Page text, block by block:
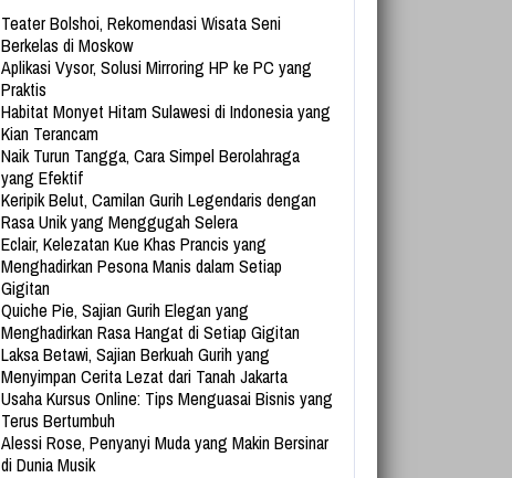
Teater Bolshoi, Rekomendasi Wisata Seni
Berkelas di Moskow
Aplikasi Vysor, Solusi Mirroring HP ke PC yang
Praktis
Habitat Monyet Hitam Sulawesi di Indonesia yang
Kian Terancam
Naik Turun Tangga, Cara Simpel Berolahraga
yang Efektif
Keripik Belut, Camilan Gurih Legendaris dengan
Rasa Unik yang Menggugah Selera
Eclair, Kelezatan Kue Khas Prancis yang
Menghadirkan Pesona Manis dalam Setiap
Gigitan
Quiche Pie, Sajian Gurih Elegan yang
Menghadirkan Rasa Hangat di Setiap Gigitan
Laksa Betawi, Sajian Berkuah Gurih yang
Menyimpan Cerita Lezat dari Tanah Jakarta
Usaha Kursus Online: Tips Menguasai Bisnis yang
Terus Bertumbuh
Alessi Rose, Penyanyi Muda yang Makin Bersinar
di Dunia Musik